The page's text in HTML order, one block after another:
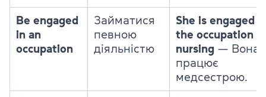
Be engaged
in an
occupation
Займатися
певною
діяльністю
She is engaged
the occupation
nursing — Вона
працює
медсестрою.